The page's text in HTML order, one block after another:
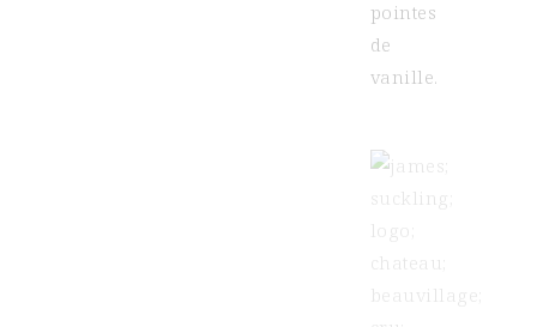
pointes
de
vanille.